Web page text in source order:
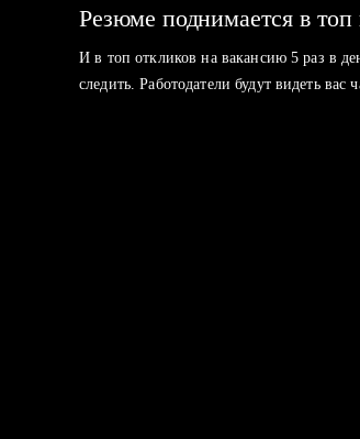
Резюме поднимается в топ
И в топ откликов на вакансию 5 раз в
следить. Работодатели будут видеть вас